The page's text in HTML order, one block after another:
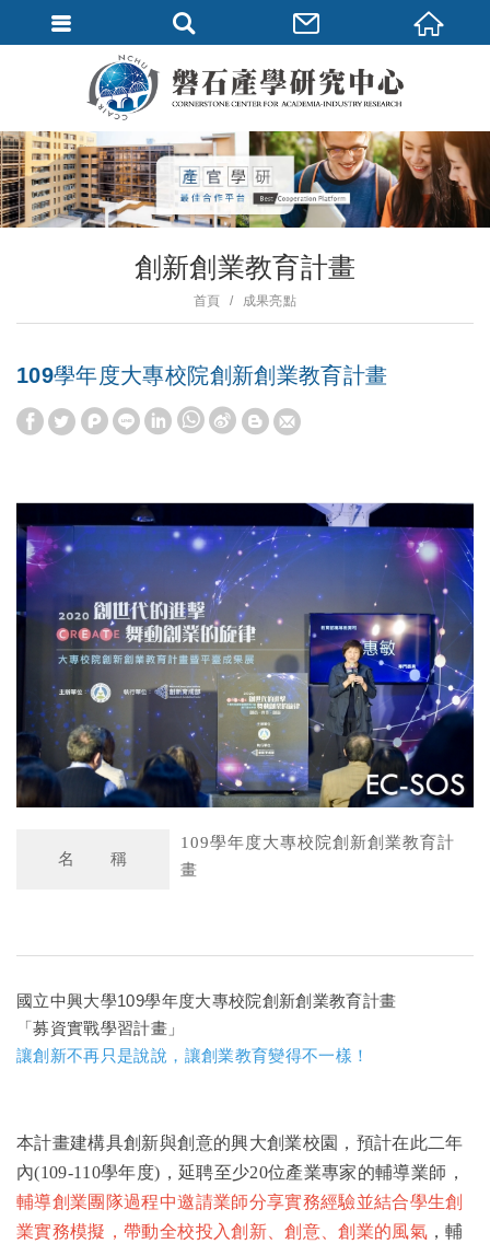
創新創業教育計畫
首頁 成果亮點
109學年度大專校院創新創業教育計畫
a
t
A
p
p
n
a
W
e
i
b
o
名 稱
109學年度大專校院創新創業教育計
畫
國立中興大學109學年度大專校院創新創業教育計畫
「募資實戰學習計畫」
讓創新不再只是說說，讓創業教育變得不一樣！
本計畫建構具創新與創意的興大創業校園，預計在此二年
內(109-110學年度)，延聘至少20位產業專家的輔導業師，
輔導創業團隊過程中邀請業師分享實務經驗並結合學生創
業實務模擬，帶動全校投入創新、創意、創業的風氣 ，輔